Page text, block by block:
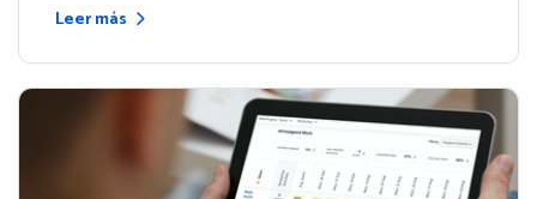
Leer más